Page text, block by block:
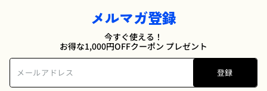
メルマガ登録
今すぐ使える！
お得な1,000円OFFクーポン プレゼント
登録